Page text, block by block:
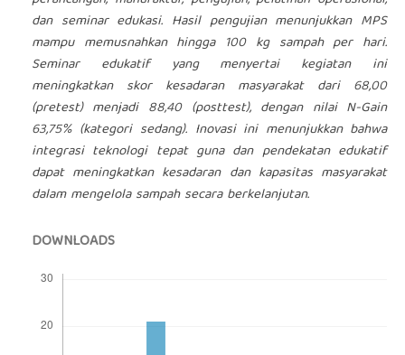
dan seminar edukasi. Hasil pengujian menunjukkan MPS
mampu memusnahkan hingga 100 kg sampah per hari.
Seminar edukatif yang menyertai kegiatan ini
meningkatkan skor kesadaran masyarakat dari 68,00
(pretest) menjadi 88,40 (posttest), dengan nilai N-Gain
63,75% (kategori sedang). Inovasi ini menunjukkan bahwa
integrasi teknologi tepat guna dan pendekatan edukatif
dapat meningkatkan kesadaran dan kapasitas masyarakat
dalam mengelola sampah secara berkelanjutan.
DOWNLOADS